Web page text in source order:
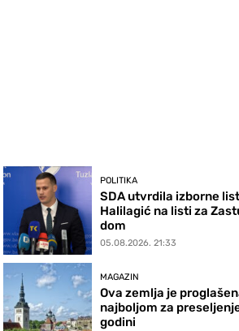
POLITIKA
SDA utvrdila izborne
Halilagić na listi za
dom
05.08.2026. 21:33
MAGAZIN
Ova zemlja je
najboljom za
godini